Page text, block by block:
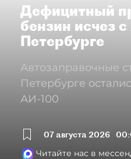
Дефицитный
бензин исчез
Петербурге
Автозаправочные
Петербурге
АИ-100
07 августа 2026
Читайте нас в